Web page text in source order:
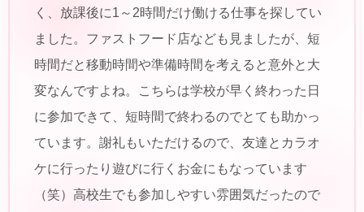
く、放課後に1～2時間だけ働ける仕事を探してい
ました。ファストフード店なども見ましたが、短
時間だと移動時間や準備時間を考えると意外と大
変なんですよね。こちらは学校が早く終わった日
に参加できて、短時間で終わるのでとても助かっ
ています。謝礼もいただけるので、友達とカラオ
ケに行ったり遊びに行くお金にもなっています
（笑）高校生でも参加しやすい雰囲気だったので